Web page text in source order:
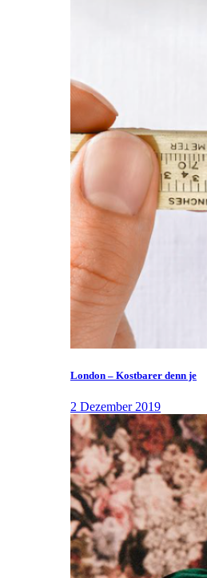
London – Kostbarer denn je
2 Dezember 2019